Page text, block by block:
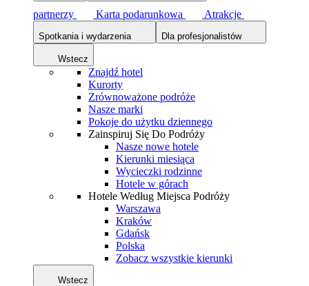
partnerzy
Karta podarunkowa Atrakcje
Spotkania i wydarzenia Dla profesjonalistów
Wstecz
Znajdź hotel
Kurorty
Zrównoważone podróże
Nasze marki
Pokoje do użytku dziennego
Zainspiruj Się Do Podróży
Nasze nowe hotele
Kierunki miesiąca
Wycieczki rodzinne
Hotele w górach
Hotele Według Miejsca Podróży
Warszawa
Kraków
Gdańsk
Polska
Zobacz wszystkie kierunki
Wstecz